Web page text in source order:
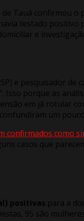
Tauá confirmou
testado
e
e pesquisador de
Isso porque as
em já rotular
um
confirmados como
casos que
positivas para a
95 são